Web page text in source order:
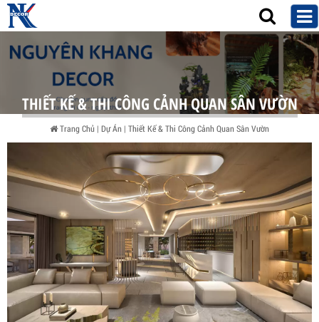
THIẾT KẾ & THI CÔNG CẢNH QUAN SÂN VƯỜN
Trang Chủ | Dự Án | Thiết Kế & Thi Công Cảnh Quan Sân Vườn